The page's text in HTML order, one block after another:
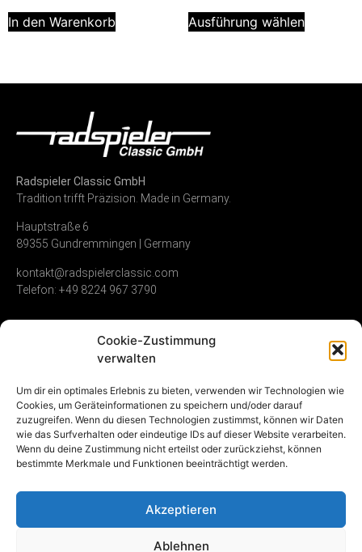
Cookie-Zustimmung
verwalten
Um dir ein optimales Erlebnis zu bieten, verwenden wir Technologien wie
Cookies, um Geräteinformationen zu speichern und/oder darauf
zuzugreifen. Wenn du diesen Technologien zustimmst, können wir Daten
wie das Surfverhalten oder eindeutige IDs auf dieser Website verarbeiten.
Wenn du deine Zustimmung nicht erteilst oder zurückziehst, können
bestimmte Merkmale und Funktionen beeinträchtigt werden.
Akzeptieren
Ablehnen
In den Warenkorb Ausführung wählen
Radspieler Classic GmbH
Tradition trifft Präzision. Made in Germany.
Hauptstraße 6
89355 Gundremmingen | Germany
kontakt@radspielerclassic.com
Telefon: +49 8224 967 3790
Zündverteiler
Service & Reparatur
Vollumfängliche
Instandsetzung
Gebrauchte
Zündverteiler
Shop
Allgemeine
Geschäftsbedingungen
Widerrufsrecht
Datenschutz
Impressum
Vertrag
widerrufen
Kontakt
Umwelt &
Nachhaltigkeit
Karriere